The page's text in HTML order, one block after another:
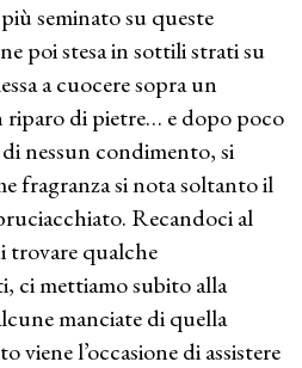
più seminato su queste
poi stesa in sottili strati su
a cuocere sopra un
riparo di pietre… e dopo poco
nessun condimento, si
fragranza si nota soltanto il
Recandoci al
trovare qualche
ci mettiamo subito alla
manciate di quella
viene l’occasione di assistere